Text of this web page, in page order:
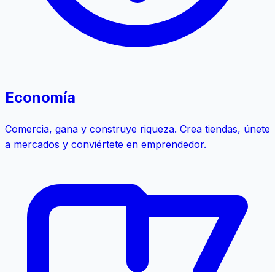
Economía
Comercia, gana y construye riqueza. Crea tiendas, únete
a mercados y conviértete en emprendedor.